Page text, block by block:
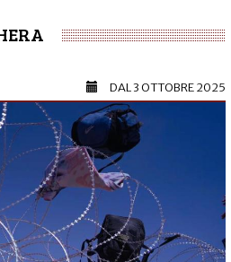
DAL3 OTTOBRE 2025